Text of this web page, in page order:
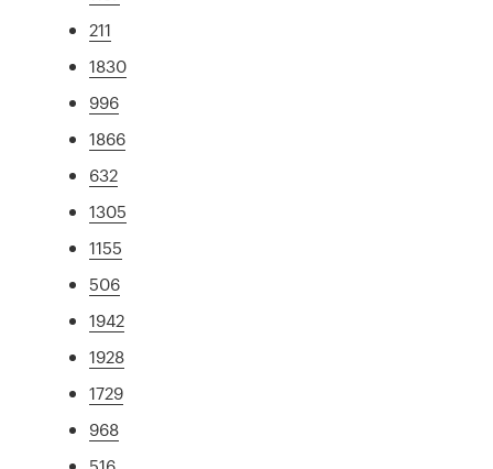
211
1830
996
1866
632
1305
1155
506
1942
1928
1729
968